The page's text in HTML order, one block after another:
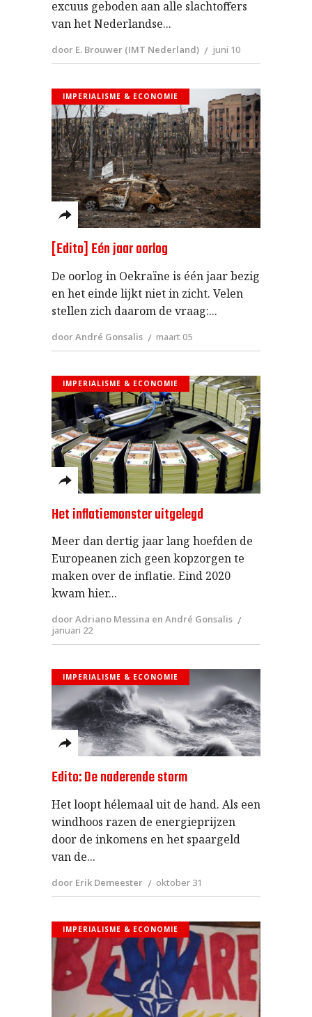
excuus geboden aan alle slachtoffers
van het Nederlandse
door E. Brouwer (IMT Nederland) juni 10
IMPERIALISME & ECONOMIE
[Edito] Eén jaar oorlog
De oorlog in Oekraïne is één jaar bezig
en het einde lijkt niet in zicht. Velen
stellen zich daarom de vraag:
door André Gonsalis maart 05
IMPERIALISME & ECONOMIE
Het inflatiemonster uitgelegd
Meer dan dertig jaar lang hoefden de
Europeanen zich geen kopzorgen te
maken over de inflatie. Eind 2020
kwam hier
door Adriano Messina en André Gonsalis
januari 22
IMPERIALISME & ECONOMIE
Edito: De naderende storm
Het loopt hélemaal uit de hand. Als een
windhoos razen de energieprijzen
door de inkomens en het spaargeld
van de
door Erik Demeester oktober 31
IMPERIALISME & ECONOMIE